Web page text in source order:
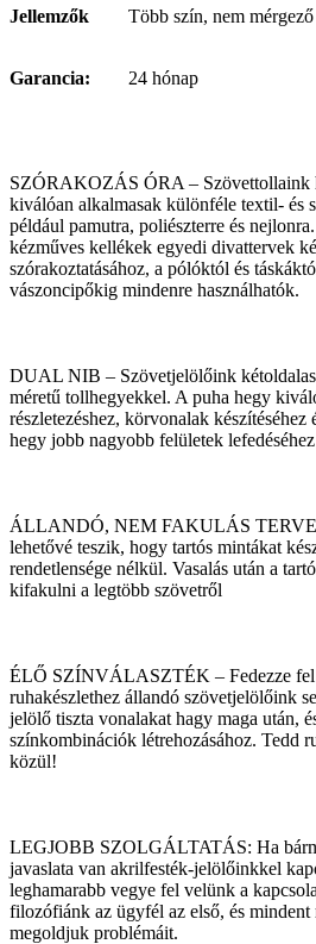
Jellemzők Több szín, nem
Garancia: 24 hónap
SZÓRAKOZÁS ÓRA – Szövettollaink
kiválóan alkalmasak különféle textil- és
például pamutra, poliészterre és
kézműves kellékek egyedi divattervek
szórakoztatásához, a pólóktól és
vászoncipőkig mindenre használhatók.
DUAL NIB – Szövetjelölőink
méretű tollhegyekkel. A puha hegy
részletezéshez, körvonalak készítéséhez
hegy jobb nagyobb felületek
ÁLLANDÓ, NEM FAKULÁS
lehetővé teszik, hogy tartós mintákat
rendetlensége nélkül. Vasalás után a
kifakulni a legtöbb szövetről
ÉLŐ SZÍNVÁLASZTÉK – Fedezze fel
ruhakészlethez állandó szövetjelölőink
jelölő tiszta vonalakat hagy maga után,
színkombinációk létrehozásához. Tedd
közül!
LEGJOBB SZOLGÁLTATÁS: Ha
javaslata van akrilfesték-jelölőinkkel
leghamarabb vegye fel velünk a
filozófiánk az ügyfél az első, és mindent
megoldjuk problémáit.